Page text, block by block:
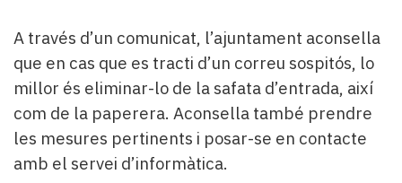
teva!
Subscriptors
La
newsletter
del
Pallars
patrocinat
A través d’un comunicat, l’ajuntament aconsella
que en cas que es tracti d’un correu sospitós, lo
millor és eliminar-lo de la safata d’entrada, així
com de la paperera. Aconsella també prendre
les mesures pertinents i posar-se en contacte
amb el servei d’informàtica.